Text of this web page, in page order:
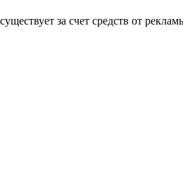
за счет средств от